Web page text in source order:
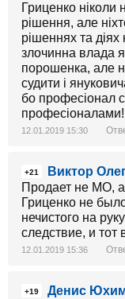
Гриценко ніколи
рішення, але
рішеннях та діях
злочинна влада
порошенка, але
судити і
бо професіонал
професіоналами!
12.01.2019 15:30
+21
Виктор
Продает не МО,
Гриценко не
нечистого на
следствие, и тот
12.01.2019 15:36
+19
Денис